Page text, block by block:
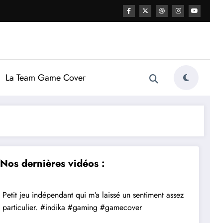
La Team Game Cover
Nos dernières vidéos :
Petit jeu indépendant qui m’a laissé un sentiment assez
particulier. #indika #gaming #gamecover